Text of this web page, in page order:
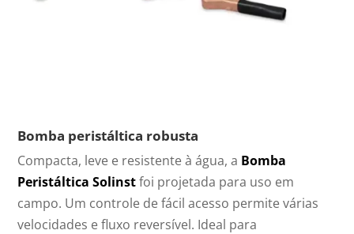
Bomba peristáltica robusta
Compacta, leve e resistente à água, a Bomba
Peristáltica Solinstfoi projetada para uso em
campo. Um controle de fácil acesso permite várias
velocidades e fluxo reversível. Ideal para